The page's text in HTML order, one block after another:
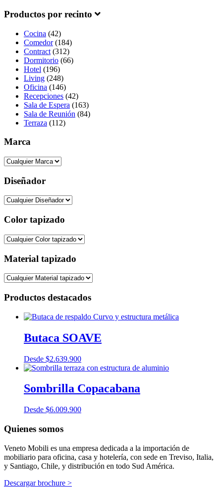
Productos por recinto
Cocina (42)
Comedor(184)
Contract (312)
Dormitorio (66)
Hotel (196)
Living (248)
Oficina (146)
Recepciones (42)
Sala de Espera (163)
Sala de Reunión (84)
Terraza (112)
Marca
Diseñador
Color tapizado
Material tapizado
Productos destacados
Butaca SOAVE
Desde $2.639.900
Sombrilla Copacabana
Desde $6.009.900
Quienes somos
Veneto Mobili es una empresa dedicada a la importación de
mobiliario para oficina, casa y hotelería, con sede en Treviso, Italia,
y Santiago, Chile, y distribución en todo Sud América.
Descargar brochure >